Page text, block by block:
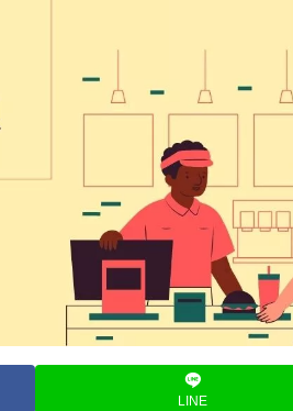
LINE